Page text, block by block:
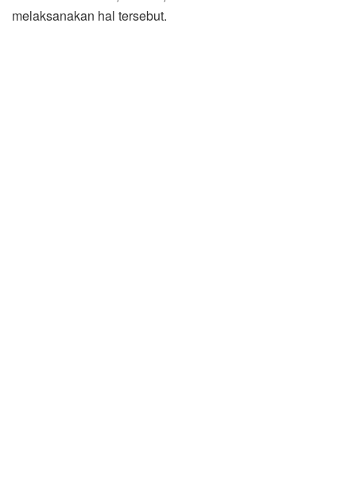
melaksanakan hal tersebut.